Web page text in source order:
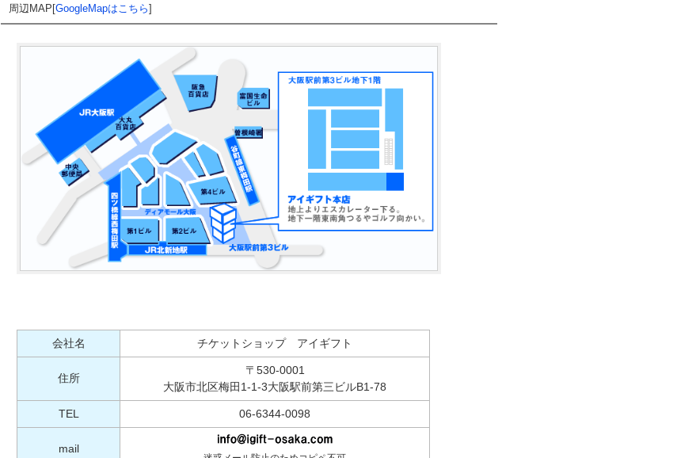
周辺MAP[GoogleMapはこちら]
会社名 チケットショップ アイギフト
住所
〒530-0001
大阪市北区梅田1-1-3大阪駅前第三ビルB1-78
TEL 06-6344-0098
mail